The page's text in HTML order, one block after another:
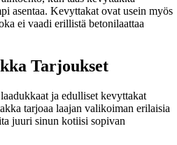
asentaa. Kevyttakat ovat usein myös
ei vaadi erillistä betonilaattaa
Tarjoukset
ja edulliset kevyttakat
tarjoaa laajan valikoiman erilaisia
juuri sinun kotiisi sopivan